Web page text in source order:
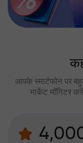
आपके स्मार्टफोन पर
मार्केट मॉनिटर